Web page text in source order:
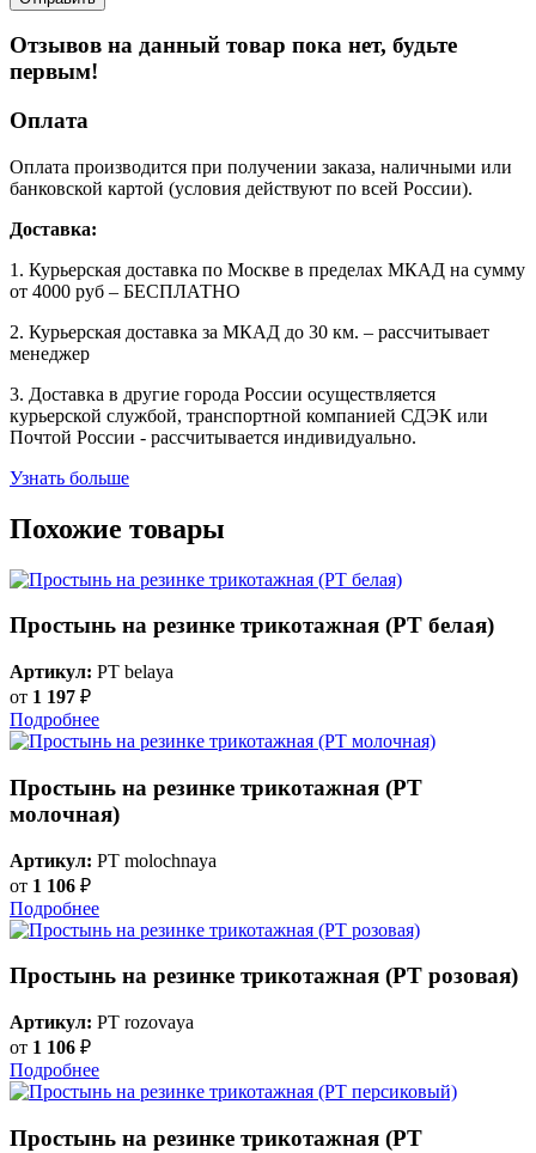
Отзывов на данный товар пока нет, будьте
первым!
Оплата
Оплата производится при получении заказа, наличными или
банковской картой (условия действуют по всей России).
Доставка:
1. Курьерская доставка по Москве в пределах МКАД на сумму
от 4000 руб – БЕСПЛАТНО
2. Курьерская доставка за МКАД до 30 км. – рассчитывает
менеджер
3. Доставка в другие города России осуществляется
курьерской службой, транспортной компанией СДЭК или
Почтой России - рассчитывается индивидуально.
Узнать больше
Похожие товары
Простынь на резинке трикотажная (PT белая)
Артикул: PT belaya
от 1 197 ₽
Подробнее
Простынь на резинке трикотажная (PT
молочная)
Артикул: PT molochnaya
от 1 106 ₽
Подробнее
Простынь на резинке трикотажная (PT розовая)
Артикул: PT rozovaya
от 1 106 ₽
Подробнее
Простынь на резинке трикотажная (PT